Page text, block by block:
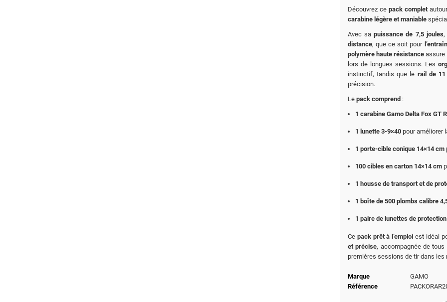
Découvrez ce pack complet
carabine légère et maniable
Avec sapuissance de 7,5 joules,
distance, que ce soit pour
polymère haute résistance assure
lors de longues sessions. Les
instinctif, tandis que le rail de 11
précision.
Le pack comprend :
1 carabine Gamo Delta Fox GT
1 lunette 3-9×40 pour améliorer
1 porte-cible conique 14×14 cm
100 cibles en carton 14×14 cm
1 housse de transport et de
1 boîte de 500 plombs calibre
1 paire de lunettes de protection
Ce pack prêt à l’emploi est idéal
et précise, accompagnée de
premières sessions de tir dans les
Marque
GAMO
Référence